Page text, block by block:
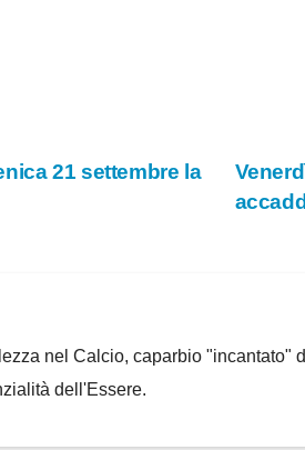
21 settembre la
nel Calcio, caparbio
dell'Essere.